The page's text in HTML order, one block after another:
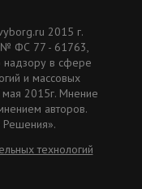
2015 г.
№ ФС 77 - 61763,
в сфере
и массовых
мая 2015г. Мнение
авторов.
технологий